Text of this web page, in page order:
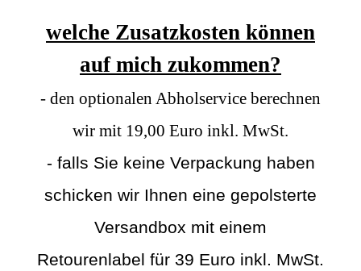
welche Zusatzkosten können
auf mich zukommen?
- den optionalen Abholservice berechnen
wir mit 19,00 Euro inkl. MwSt.
- falls Sie keine Verpackung haben
schicken wir Ihnen eine gepolsterte
Versandbox mit einem
Retourenlabel für 39 Euro inkl. MwSt.